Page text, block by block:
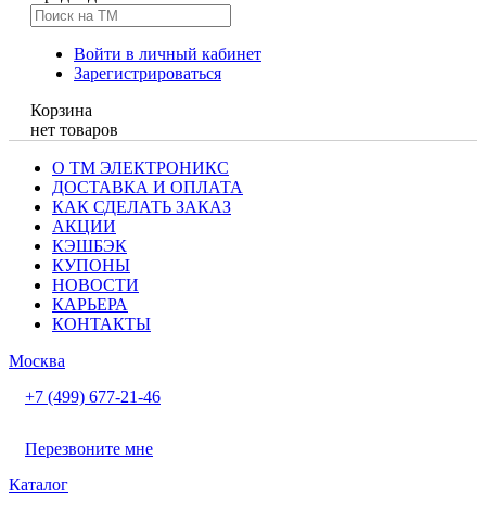
Войти в личный кабинет
Зарегистрироваться
Корзина
нет товаров
О ТМ ЭЛЕКТРОНИКС
ДОСТАВКА И ОПЛАТА
КАК СДЕЛАТЬ ЗАКАЗ
АКЦИИ
КЭШБЭК
КУПОНЫ
НОВОСТИ
КАРЬЕРА
КОНТАКТЫ
Москва
+7 (499) 677-21-46
Перезвоните мне
Каталог